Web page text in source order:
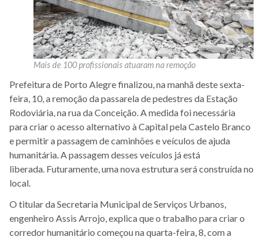
Mais de 100 profissionais atuaram na remoção
Prefeitura de Porto Alegre finalizou, na manhã deste sexta-
feira, 10, a remoção da passarela de pedestres da Estação
Rodoviária, na rua da Conceição. A medida foi necessária
para criar o acesso alternativo à Capital pela Castelo Branco
e permitir a passagem de caminhões e veículos de ajuda
humanitária. A passagem desses veículos já está
liberada. Futuramente, uma nova estrutura será construída no
local.
O titular da Secretaria Municipal de Serviços Urbanos,
engenheiro Assis Arrojo, explica que o trabalho para criar o
corredor humanitário começou na quarta-feira, 8, com a